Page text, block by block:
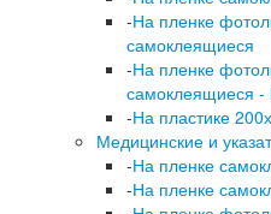
-На пленке
самоклеящиеся
-На пленке
самоклеящиеся
-На пластике
Медицинские и
-На пленке
-На пленке